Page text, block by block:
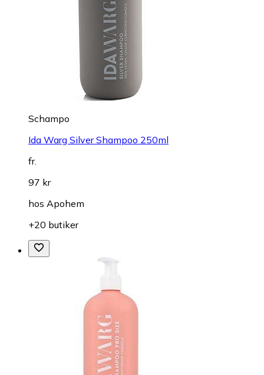
Schampo
Ida Warg Silver Shampoo 250ml
fr.
97 kr
hos Apohem
+20 butiker